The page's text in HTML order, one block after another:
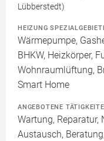
Lübberstedt)
HEIZUNG
Wärmepumpe,
BHKW, Heizkörper,
Wohnraumlüftung,
Smart Home
ANGEBOTENE
Wartung,
Austausch,